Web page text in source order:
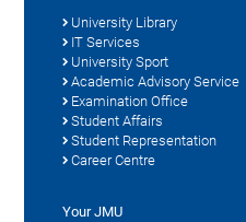
University Library
IT Services
University Sport
Academic Advisory Service
Examination Office
Student Affairs
Student Representation
Career Centre
Your JMU